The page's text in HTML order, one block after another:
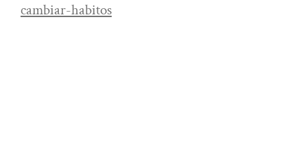
cambiar-habitos